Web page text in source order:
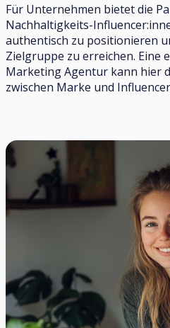
Für Unternehmen bietet die
Nachhaltigkeits-
authentisch zu positionieren
Zielgruppe zu erreichen. Eine
Marketing Agentur kann hier
zwischen Marke und